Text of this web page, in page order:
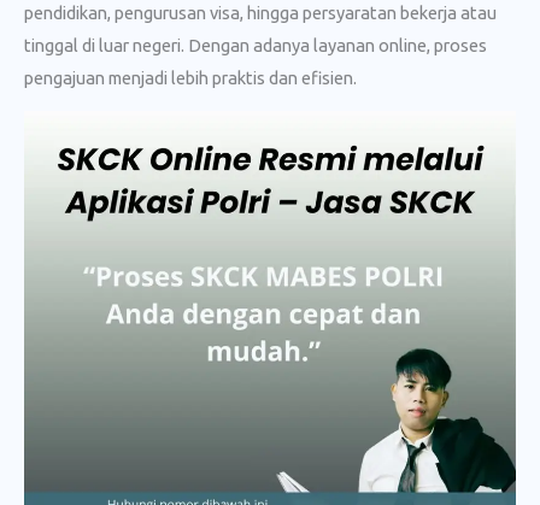
pendidikan, pengurusan visa, hingga persyaratan bekerja atau
tinggal di luar negeri. Dengan adanya layanan online, proses
pengajuan menjadi lebih praktis dan efisien.